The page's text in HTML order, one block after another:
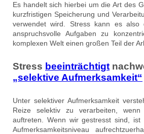
Es handelt sich hierbei um die Art des
kurzfristigen Speicherung und
verwendet wird. Stress kann es also
anspruchsvolle Aufgaben zu
komplexen Welt einen großen Teil der
Stress beeinträchtigt
„selektive Aufmerksamkeit“
Unter selektiver Aufmerksamkeit
Reize selektiv zu verarbeiten, wenn
auftreten. Wenn wir gestresst sind, ist
Aufmerksamkeitsniveau